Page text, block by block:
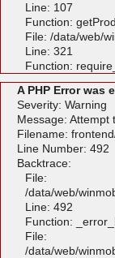
Line: 107
Function:
File: /data/web/
Line: 321
Function:
A PHP Error was
Severity: Warning
Message: Attempt
Filename:
Line Number: 492
Backtrace:
File:
/data/web/
Line: 492
Function:
File:
/data/web/